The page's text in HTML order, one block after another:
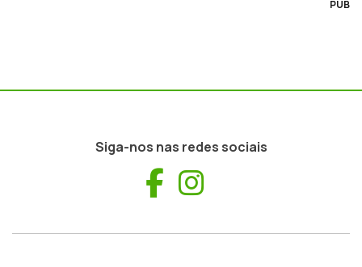
PUB
Siga-nos nas redes sociais
Facebook